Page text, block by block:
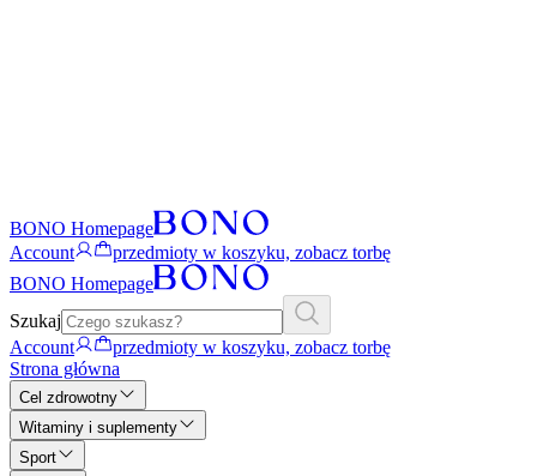
BONO Homepage
Account
przedmioty w koszyku, zobacz torbę
BONO Homepage
Szukaj
Account
przedmioty w koszyku, zobacz torbę
Strona główna
Cel zdrowotny
Witaminy i suplementy
Sport